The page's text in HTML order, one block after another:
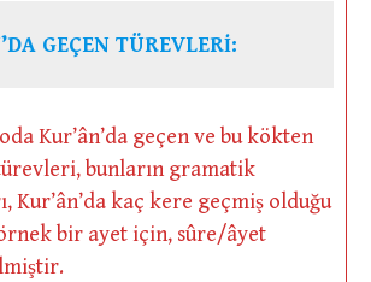
GEÇEN TÜREVLERİ:
Kur’ân’da geçen ve bu kökten
bunların gramatik
Kur’ân’da kaç kere geçmiş olduğu
bir ayet için, sûre/âyet